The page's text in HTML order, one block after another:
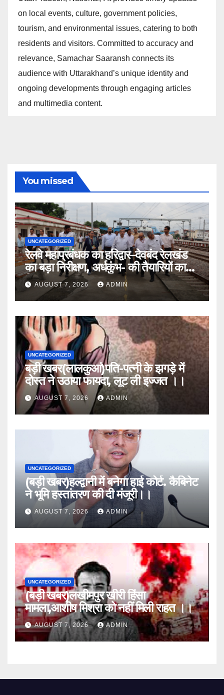
on local events, culture, government policies,
tourism, and environmental issues, catering to both
residents and visitors. Committed to accuracy and
relevance, Samachar Saaransh connects its
audience with Uttarakhand’s unique identity and
ongoing developments through engaging articles
and multimedia content.
You missed
UNCATEGORIZED
रेलवे महाप्रबंधक का हरिद्वार–देवबंद रेलखंड
का बड़ा निरीक्षण, अर्धकुंभ- की तैयारियों का
लिया जायजा
AUGUST 7, 2026 ADMIN
UNCATEGORIZED
बड़ी खबर(लालकुआं)पति-पत्नी के झगड़े में
दोस्त ने उठाया फायदा, लूट ली इज्जत ।।
AUGUST 7, 2026 ADMIN
UNCATEGORIZED
(बड़ी खबर)हल्द्वानी में बनेगा हाई कोर्ट. कैबिनेट
ने भूमि हस्तांतरण की दी मंजूरी।।
AUGUST 7, 2026 ADMIN
UNCATEGORIZED
(बड़ी खबर)लखीमपुर खीरी हिंसा
मामला,आशीष मिश्रा को नहीं मिली राहत ।।
AUGUST 7, 2026 ADMIN